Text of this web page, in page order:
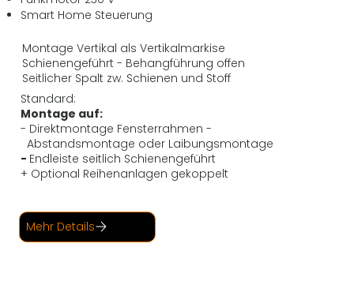
Smart Home Steuerung
Montage Vertikal als Vertikalmarkise
Schienengeführt - Behangführung offen
Seitlicher Spalt zw. Schienen und Stoff
Standard:
Montage auf:
- Direktmontage Fensterrahmen -
Abstandsmontage oder Laibungsmontage
- Endleiste seitlich Schienengeführt
+ Optional Reihenanlagen gekoppelt
Mehr Details